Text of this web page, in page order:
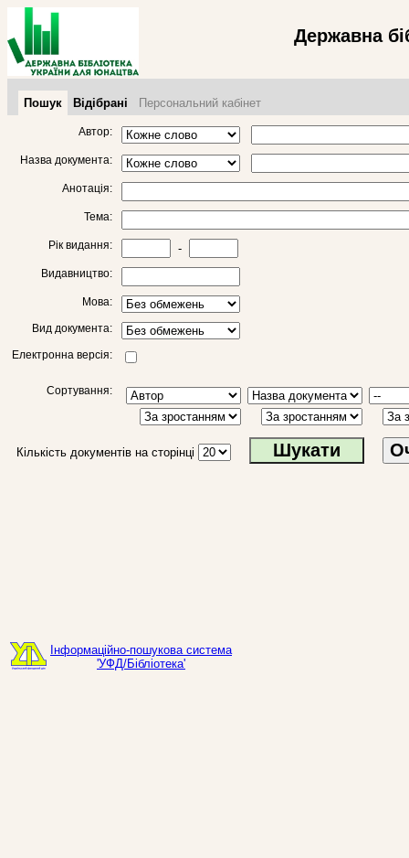
Державна
Пошук Відібрані Персональний кабінет
Автор:
Назва документа:
Анотація:
Тема:
Рік видання: -
Видавництво:
Мова:
Вид документа:
Електронна версія:
Сортування:
Кількість документів на сторінці
Інформаційно-пошукова система
'УФД/Бібліотека'